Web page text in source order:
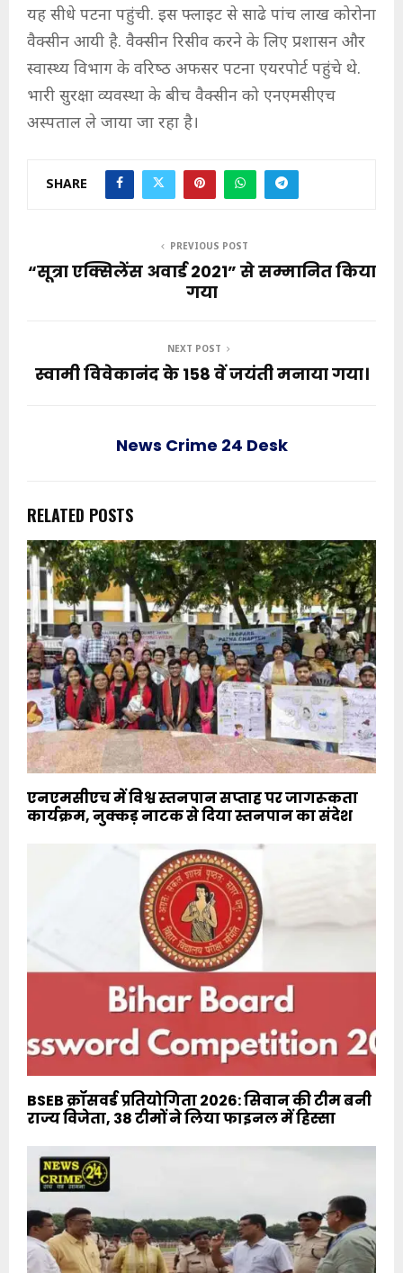
यह सीधे पटना पहुंची. इस फ्लाइट से साढे पांच लाख कोरोना
वैक्सीन आयी है. वैक्‍सीन रिसीव करने के लिए प्रशासन और
स्‍वास्‍थ्‍य विभाग के वरिष्‍ठ अफसर पटना एयरपोर्ट पहुंचे थे.
भारी सुरक्षा व्यवस्था के बीच वैक्सीन को एनएमसीएच
अस्पताल ले जाया जा रहा है।
SHARE
PREVIOUS POST
“सूत्रा एक्सिलेंस अवार्ड 2021” से सम्मानित किया
गया
NEXT POST
स्वामी विवेकानंद के 158 वें जयंती मनाया गया।
News Crime 24 Desk
RELATED POSTS
एनएमसीएच में विश्व स्तनपान सप्ताह पर जागरूकता
कार्यक्रम, नुक्कड़ नाटक से दिया स्तनपान का संदेश
BSEB क्रॉसवर्ड प्रतियोगिता 2026: सिवान की टीम बनी
राज्य विजेता, 38 टीमों ने लिया फाइनल में हिस्सा